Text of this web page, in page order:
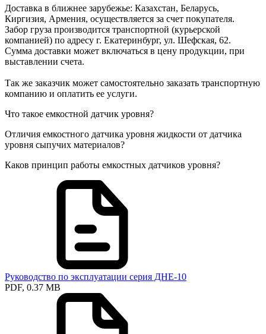
Доставка в ближнее зарубежье: Казахстан, Беларусь,
Киргизия, Армения, осуществляется за счет покупателя.
Забор груза производится транспортной (курьерской
компанией) по адресу г. Екатеринбург, ул. Шефская, 62.
Сумма доставки может включаться в цену продукции, при
выставлении счета.
Так же заказчик может самостоятельно заказать транспортную
компанию и оплатить ее услуги.
Что такое емкостной датчик уровня?
Отличия емкостного датчика уровня жидкости от датчика
уровня сыпучих материалов?
Каков принцип работы емкостных датчиков уровня?
Руководство по эксплуатации серия ДНЕ-10
PDF, 0.37 MB